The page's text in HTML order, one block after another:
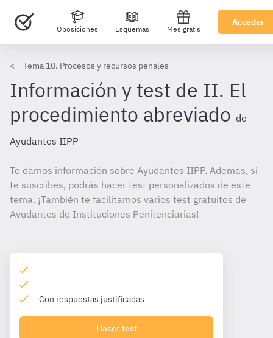
Oposiciones Esquemas Mes gratis
Acceder
Tema 10. Procesos y recursos penales
Información y test de II. El
procedimiento abreviado de
Ayudantes IIPP
Te damos información sobre Ayudantes IIPP. Además, si
te suscribes, podrás hacer test personalizados de este
tema. ¡También te facilitamos varios test gratuitos de
Ayudantes de Instituciones Penitenciarias!
Con respuestas justificadas
Hacer test